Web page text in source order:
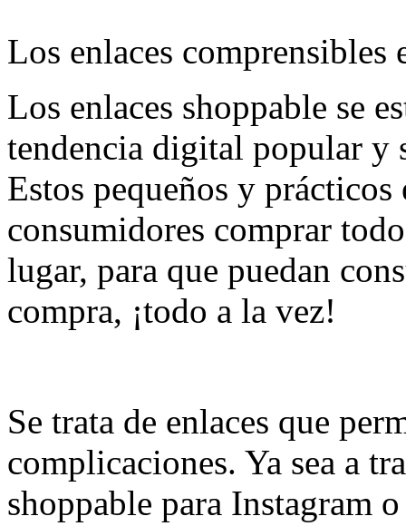
Los enlaces comprensibles
Los enlaces shoppable se
tendencia digital popular y
Estos pequeños y
consumidores comprar
lugar, para que puedan
compra, ¡todo a la vez!
Se trata de enlaces que
complicaciones. Ya sea a
shoppable para Instagram